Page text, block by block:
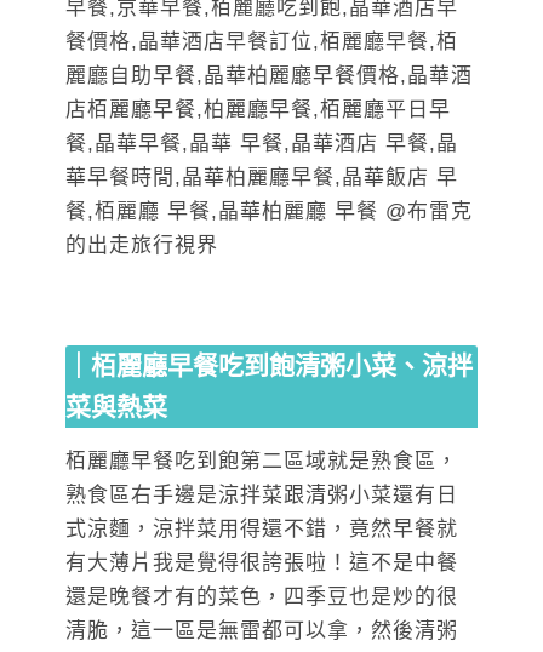
｜栢麗廳早餐吃到飽清粥小菜、涼拌
菜與熱菜
栢麗廳早餐吃到飽第二區域就是熟食區，
熟食區右手邊是涼拌菜跟清粥小菜還有日
式涼麵，涼拌菜用得還不錯，竟然早餐就
有大薄片我是覺得很誇張啦！這不是中餐
還是晚餐才有的菜色，四季豆也是炒的很
清脆，這一區是無雷都可以拿，然後清粥